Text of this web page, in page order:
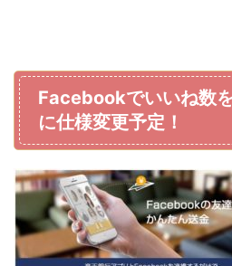
Facebookでいいね数
に仕様変更予定！